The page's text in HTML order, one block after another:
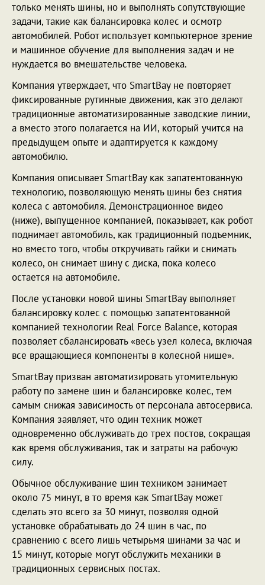
только менять шины, но и выполнять сопутствующие
задачи, такие как балансировка колес и осмотр
автомобилей. Робот использует компьютерное зрение
и машинное обучение для выполнения задач и не
нуждается во вмешательстве человека.
Компания утверждает, что SmartBay не повторяет
фиксированные рутинные движения, как это делают
традиционные автоматизированные заводские линии,
а вместо этого полагается на ИИ, который учится на
предыдущем опыте и адаптируется к каждому
автомобилю.
Компания описывает SmartBay как запатентованную
технологию, позволяющую менять шины без снятия
колеса с автомобиля. Демонстрационное видео
(ниже), выпущенное компанией, показывает, как робот
поднимает автомобиль, как традиционный подъемник,
но вместо того, чтобы откручивать гайки и снимать
колесо, он снимает шину с диска, пока колесо
остается на автомобиле.
После установки новой шины SmartBay выполняет
балансировку колес с помощью запатентованной
компанией технологии Real Force Balance, которая
позволяет сбалансировать «весь узел колеса, включая
все вращающиеся компоненты в колесной нише».
SmartBay призван автоматизировать утомительную
работу по замене шин и балансировке колес, тем
самым снижая зависимость от персонала автосервиса.
Компания заявляет, что один техник может
одновременно обслуживать до трех постов, сокращая
как время обслуживания, так и затраты на рабочую
силу.
Обычное обслуживание шин техником занимает
около 75 минут, в то время как SmartBay может
сделать это всего за 30 минут, позволяя одной
установке обрабатывать до 24 шин в час, по
сравнению с всего лишь четырьмя шинами за час и
15 минут, которые могут обслужить механики в
традиционных сервисных постах.